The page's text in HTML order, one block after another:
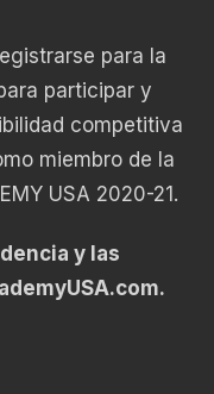
para la
participar y
competitiva
miembro de la
USA 2020-21.
y las
.